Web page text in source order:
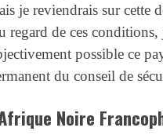
je reviendrais sur cette
regard de ces
possible ce
du conseil de
Noire